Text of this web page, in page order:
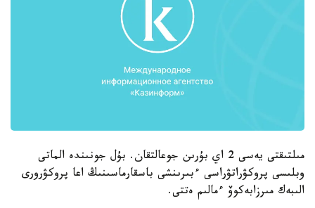
مىلتىقتى يەسى 2 اي بۇرىن جوعالتقان. بۇل جونىندە الماتى
وبلىسى پروكۋراتۋراسى ءبىرىنشى باسقارماسىنىڭ اعا پروكۋرورى
الىبەك مىرزابەكوۆ ءمالىم ەتتى.